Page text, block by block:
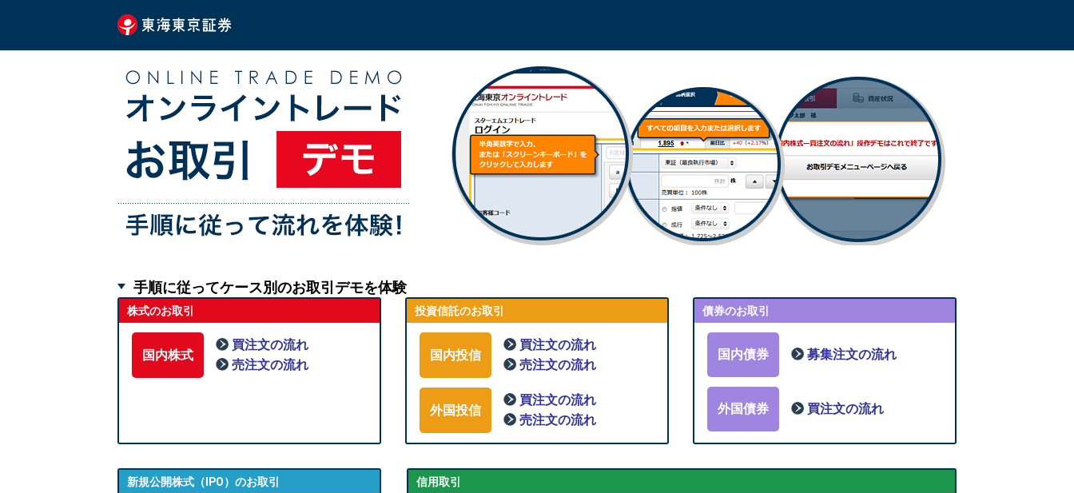
手順に従ってケース別のお取引デモを体験
株式のお取引
国内株式
買注文の流れ
売注文の流れ
投資信託のお取引
国内投信
買注文の流れ
売注文の流れ
外国投信
買注文の流れ
売注文の流れ
債券のお取引
国内債券 募集注文の流れ
外国債券 買注文の流れ
新規公開株式（IPO）のお取引 信用取引